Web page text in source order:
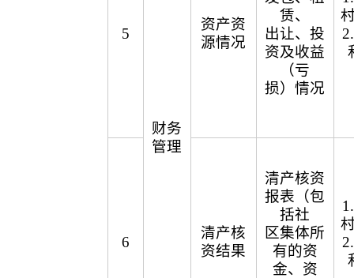
财务
管理
5
资产资
源情况
赁、
出让、投
资及收益
（亏
损）情况
6
清产核
资结果
清产核资
报表（包
括社
区集体所
有的资
金、资